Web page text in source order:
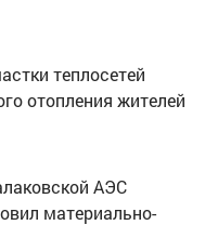
теплосетей
отопления жителей
АЭС
материально-